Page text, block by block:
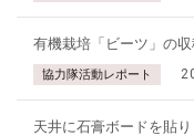
有機栽培「ビーツ」の収
協力隊活動レポート
天井に石膏ボードを貼